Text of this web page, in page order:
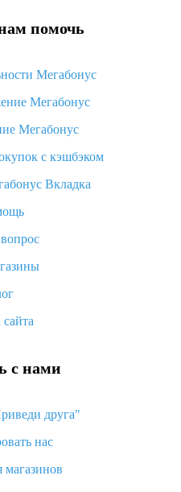
просит ввести паспортные
посылка с Алиэкспресс
когда вернут деньги?
как их получить и
что это за метод доставки и
на Алиэкспресс
товар с Алиэкспресс
денег
помочь
Мегабонус
Мегабонус
Мегабонус
с кэшбэком
Вкладка
с нами
друга"
нас
магазинов